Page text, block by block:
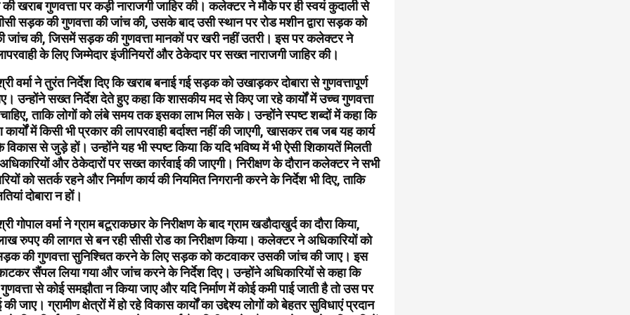
खराब गुणवत्ता पर कड़ी नाराजगी जाहिर की। कलेक्टर ने मौके पर ही स्वयं कुदाली से
सड़क की गुणवत्ता की जांच की, उसके बाद उसी स्थान पर रोड मशीन द्वारा सड़क को
की, जिसमें सड़क की गुणवत्ता मानकों पर खरी नहीं उतरी। इस पर कलेक्टर ने
लापरवाही के लिए जिम्मेदार इंजीनियरों और ठेकेदार पर सख्त नाराजगी जाहिर की।
ने तुरंत निर्देश दिए कि खराब बनाई गई सड़क को उखाड़कर दोबारा से गुणवत्तापूर्ण
उन्होंने सख्त निर्देश देते हुए कहा कि शासकीय मद से किए जा रहे कार्यों में उच्च गुणवत्ता
चाहिए, ताकि लोगों को लंबे समय तक इसका लाभ मिल सके। उन्होंने स्पष्ट शब्दों में कहा कि
कार्यों में किसी भी प्रकार की लापरवाही बर्दाश्त नहीं की जाएगी, खासकर तब जब यह कार्य
विकास से जुड़े हों। उन्होंने यह भी स्पष्ट किया कि यदि भविष्य में भी ऐसी शिकायतें मिलती
और ठेकेदारों पर सख्त कार्रवाई की जाएगी। निरीक्षण के दौरान कलेक्टर ने सभी
को सतर्क रहने और निर्माण कार्य की नियमित निगरानी करने के निर्देश भी दिए, ताकि
दोबारा न हों।
वर्मा ने ग्राम बटूराकछार के निरीक्षण के बाद ग्राम खडौदाखुर्द का दौरा किया,
रुपए की लागत से बन रही सीसी रोड का निरीक्षण किया। कलेक्टर ने अधिकारियों को
सड़क की गुणवत्ता सुनिश्चित करने के लिए सड़क को कटवाकर उसकी जांच की जाए। इस
सैंपल लिया गया और जांच करने के निर्देश दिए। उन्होंने अधिकारियों से कहा कि
गुणवत्ता से कोई समझौता न किया जाए और यदि निर्माण में कोई कमी पाई जाती है तो उस पर
की जाए। ग्रामीण क्षेत्रों में हो रहे विकास कार्यों का उद्देश्य लोगों को बेहतर सुविधाएं प्रदान